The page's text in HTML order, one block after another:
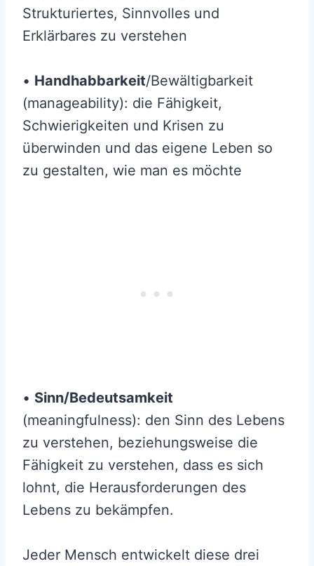
Strukturiertes, Sinnvolles und
Erklärbares zu verstehen
• Handhabbarkeit/Bewältigbarkeit
(manageability): die Fähigkeit,
Schwierigkeiten und Krisen zu
überwinden und das eigene Leben so
zu gestalten, wie man es möchte
• Sinn/Bedeutsamkeit
(meaningfulness): den Sinn des Lebens
zu verstehen, beziehungsweise die
Fähigkeit zu verstehen, dass es sich
lohnt, die Herausforderungen des
Lebens zu bekämpfen.
Jeder Mensch entwickelt diese drei